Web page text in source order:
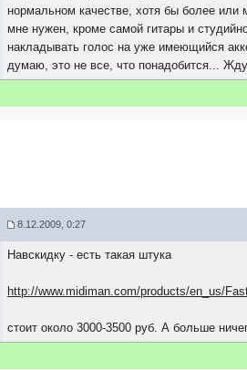
нормальном качестве, хотя бы более
мне нужен, кроме самой гитары и
накладывать голос на уже имеющийся
думаю, это не все, что понадобится...
8.12.2009, 0:27
Навскидку - есть такая штука
http://www.midiman.com/products/en_us/
стоит около 3000-3500 руб. А больше